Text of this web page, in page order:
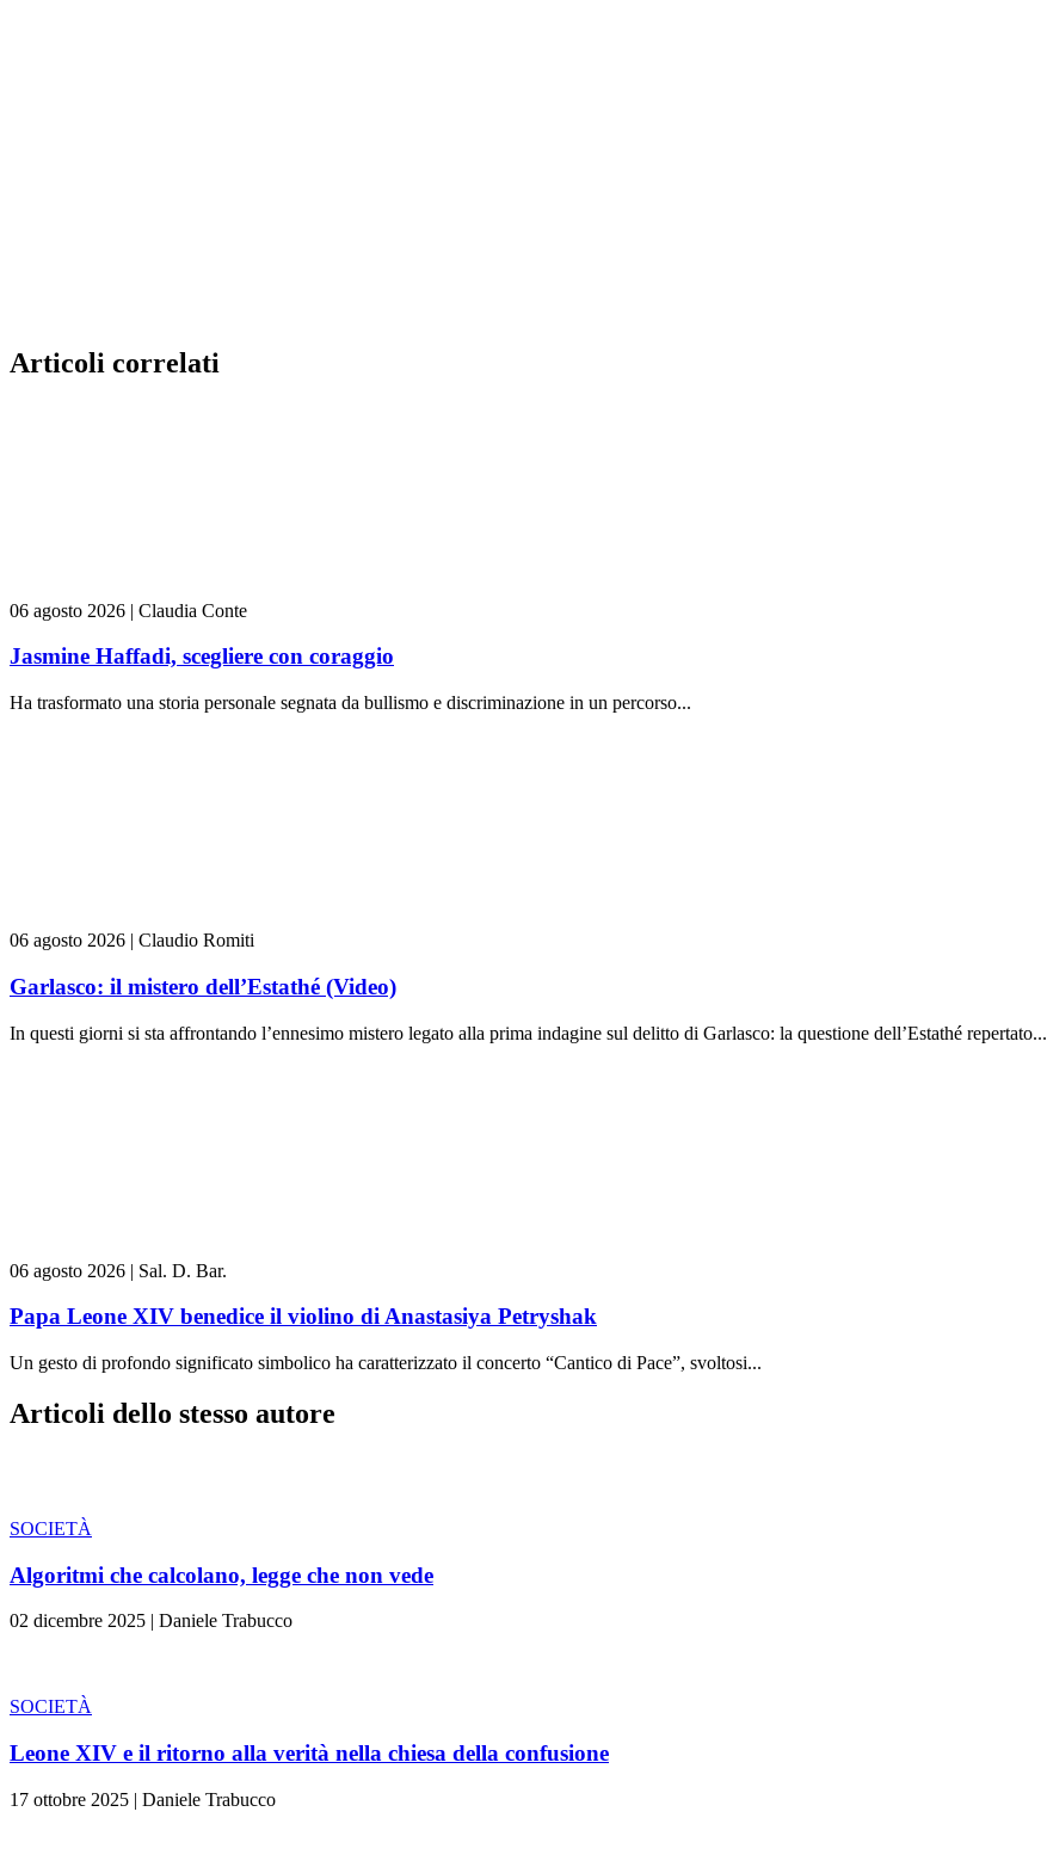
Articoli correlati
06 agosto 2026 | Claudia Conte
Jasmine Haffadi, scegliere con coraggio
Ha trasformato una storia personale segnata da bullismo e discriminazione in un percorso...
06 agosto 2026 | Claudio Romiti
Garlasco: il mistero dell’Estathé (Video)
In questi giorni si sta affrontando l’ennesimo mistero legato alla prima indagine sul delitto di Garlasco: la questione dell’Estathé repertato...
06 agosto 2026 | Sal. D. Bar.
Papa Leone XIV benedice il violino di Anastasiya Petryshak
Un gesto di profondo significato simbolico ha caratterizzato il concerto “Cantico di Pace”, svoltosi...
Articoli dello stesso autore
SOCIETÀ
Algoritmi che calcolano, legge che non vede
02 dicembre 2025 | Daniele Trabucco
SOCIETÀ
Leone XIV e il ritorno alla verità nella chiesa della confusione
17 ottobre 2025 | Daniele Trabucco